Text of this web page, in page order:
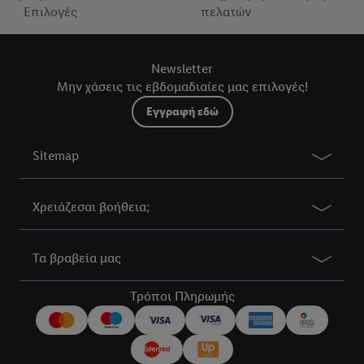
Επιλογές
πελατών
Newsletter
Μην χάσεις τις εβδομαδιαίες μας επιλογές!
Εγγραφή εδώ
Sitemap
Χρειάζεσαι βοήθεια;
Τα βραβεία μας
Τρόποι Πληρωμής